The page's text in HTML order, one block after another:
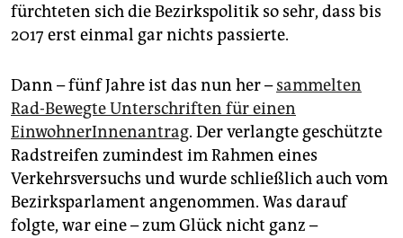
fürchteten sich die Bezirkspolitik so sehr, dass bis
2017 erst einmal gar nichts passierte.
Dann – fünf Jahre ist das nun her –sammelten
Rad-Bewegte Unterschriften für einen
EinwohnerInnenantrag. Der verlangte geschützte
Radstreifen zumindest im Rahmen eines
Verkehrsversuchs und wurde schließlich auch vom
Bezirksparlament angenommen. Was darauf
folgte, war eine – zum Glück nicht ganz –